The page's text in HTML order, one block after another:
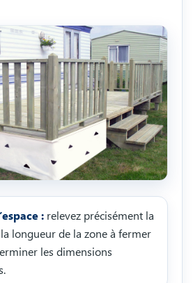
: relevez précisément la
longueur de la zone à fermer
les dimensions